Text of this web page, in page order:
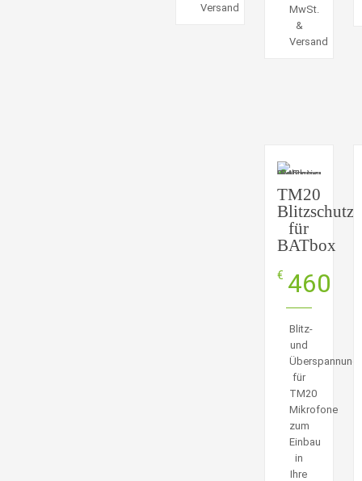
Versand
MwSt.
&
Versand
TM20
Blitzschutz
für
BATbox
€ 460
Blitz-
und
für
TM20
Mikrofone
zum
Einbau
in
Ihre